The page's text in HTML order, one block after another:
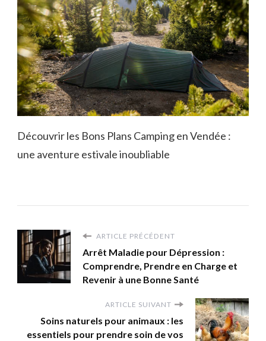
Découvrir les Bons Plans Camping en Vendée :
une aventure estivale inoubliable
ARTICLE PRÉCÉDENT
Arrêt Maladie pour Dépression :
Comprendre, Prendre en Charge et
Revenir à une Bonne Santé
ARTICLE SUIVANT
Soins naturels pour animaux : les
essentiels pour prendre soin de vos